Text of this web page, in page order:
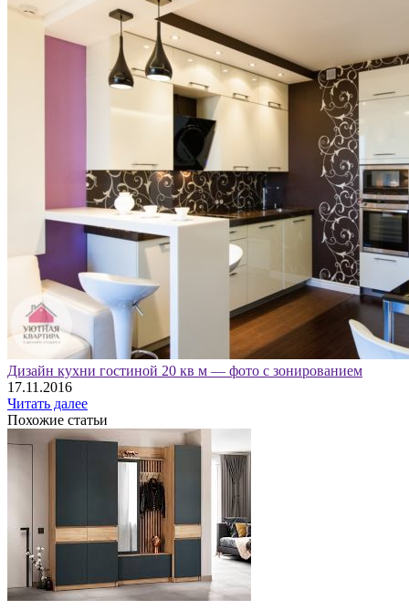
Дизайн кухни гостиной 20 кв м — фото с зонированием
17.11.2016
Читать далее
Похожие статьи